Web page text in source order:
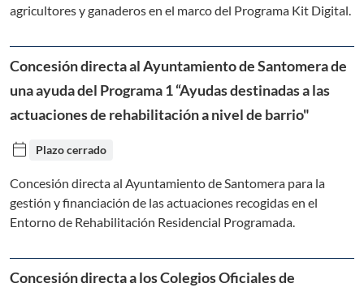
agricultores y ganaderos en el marco del Programa Kit Digital.
Concesión directa al Ayuntamiento de Santomera de
una ayuda del Programa 1 “Ayudas destinadas a las
actuaciones de rehabilitación a nivel de barrio"
calendar_today Plazo cerrado
Concesión directa al Ayuntamiento de Santomera para la
gestión y financiación de las actuaciones recogidas en el
Entorno de Rehabilitación Residencial Programada.
Concesión directa a los Colegios Oficiales de